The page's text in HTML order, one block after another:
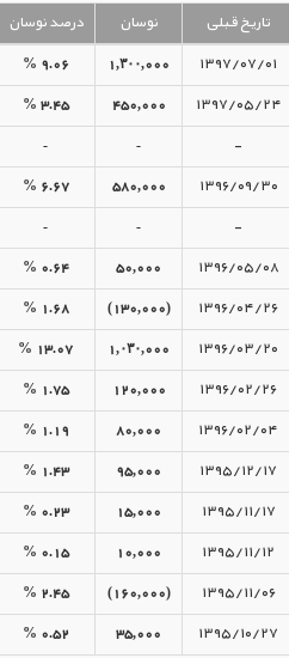
تاریخ قبلی نوسان
درصد نوسان
۱۳۹۷/۰۷/۰۱ ۱,۳۰۰,۰۰۰
۹.۰۶ %
۱۳۹۷/۰۵/۲۴ ۴۵۰,۰۰۰
۳.۴۵ %
-
-
-
۱۳۹۶/۰۹/۳۰ ۵۸۰,۰۰۰
۶.۶۷ %
-
-
-
۱۳۹۶/۰۵/۰۸ ۵۰,۰۰۰
۰.۶۴ %
۱۳۹۶/۰۴/۲۶ (۱۳۰,۰۰۰)
۱.۶۸ %
۱۳۹۶/۰۳/۲۰ ۱,۰۳۰,۰۰۰
۱۳.۰۷ %
۱۳۹۶/۰۲/۲۶ ۱۲۰,۰۰۰
۱.۷۵ %
۱۳۹۶/۰۲/۰۴ ۸۰,۰۰۰
۱.۱۹ %
۱۳۹۵/۱۲/۱۷ ۹۵,۰۰۰
۱.۴۳ %
۱۳۹۵/۱۱/۱۷ ۱۵,۰۰۰
۰.۲۳ %
۱۳۹۵/۱۱/۱۲ ۱۰,۰۰۰
۰.۱۵ %
۱۳۹۵/۱۱/۰۶ (۱۶۰,۰۰۰)
۲.۴۵ %
۱۳۹۵/۱۰/۲۷ ۳۵,۰۰۰ ۰.۵۲ %